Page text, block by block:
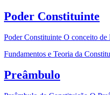
Poder Constituinte
Poder Constituinte O conceito
Fundamentos e Teoria da
Preâmbulo